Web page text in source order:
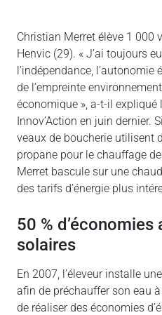
Christian Merret élève 1 000
Henvic (29). « J’ai toujours
l’indépendance,
de l’empreinte
économique », a-t-il expliqué
Innov’Action en juin dernier.
veaux de boucherie utilisent
propane pour le chauffage
Merret bascule sur une
des tarifs d’énergie plus
50 %
solaires
En 2007, l’éleveur installe
afin de préchauffer son eau
de réaliser des économies